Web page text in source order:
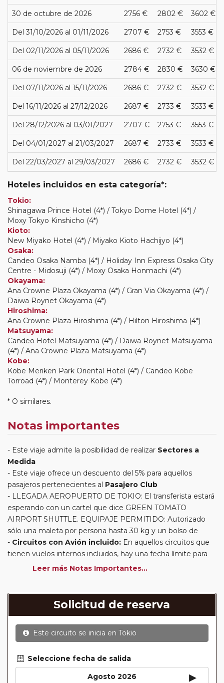
30 de octubre de 2026 2756 € 2802 € 3602 €
Del 31/10/2026 al 01/11/2026 2707 € 2753 € 3553 €
Del 02/11/2026 al 05/11/2026 2686 € 2732 € 3532 €
06 de noviembre de 2026 2784 € 2830 € 3630 €
Del 07/11/2026 al 15/11/2026 2686 € 2732 € 3532 €
Del 16/11/2026 al 27/12/2026 2687 € 2733 € 3533 €
Del 28/12/2026 al 03/01/2027 2707 € 2753 € 3553 €
Del 04/01/2027 al 21/03/2027 2687 € 2733 € 3533 €
Del 22/03/2027 al 29/03/2027 2686 € 2732 € 3532 €
Hoteles incluidos en esta categoría*:
Tokio:
Shinagawa Prince Hotel (4*) / Tokyo Dome Hotel (4*) /
Moxy Tokyo Kinshicho (4*)
Kioto:
New Miyako Hotel (4*) / Miyako Kioto Hachijyo (4*)
Osaka:
Candeo Osaka Namba (4*) / Holiday Inn Express Osaka City
Centre - Midosuji (4*) / Moxy Osaka Honmachi (4*)
Okayama:
Ana Crowne Plaza Okayama (4*) / Gran Via Okayama (4*) /
Daiwa Roynet Okayama (4*)
Hiroshima:
Ana Crowne Plaza Hiroshima (4*) / Hilton Hiroshima (4*)
Matsuyama:
Candeo Hotel Matsuyama (4*) / Daiwa Roynet Matsuyama
(4*) / Ana Crowne Plaza Matsuyama (4*)
Kobe:
Kobe Meriken Park Oriental Hotel (4*) / Candeo Kobe
Torroad (4*) / Monterey Kobe (4*)
* O similares.
Notas importantes
Este viaje admite la posibilidad de realizar Sectores a
Medida
Este viaje ofrece un descuento del 5% para aquellos
pasajeros pertenecientes al Pasajero Club
LLEGADA AEROPUERTO DE TOKIO: El transferista estará
esperando con un cartel que dice GREEN TOMATO
AIRPORT SHUTTLE. EQUIPAJE PERMITIDO: Autorizado
sólo una maleta por persona hasta 30 kg y un bolso de
Circuitos con Avión incluido: En aquellos circuitos que
tienen vuelos internos incluidos, hay una fecha límite para
poder emitir billetes. Las reservas/emisión de los vuelos se
reserva y emitido el billete, un error posterior en el nombre
o un nombre incompleto, puede provocar la invalidez del
billete emitido y la necesidad de tener que emitir un nuevo
billete. No nos responsabilizaremos de los gastos
reserva nueva puede implicar la posibilidad de no conseguir
plazas en los mismos vuelos previstos. Las compañías
aéreas se reservan el derecho de que un billete con un
Leer más Notas Importantes...
Solicitud de reserva
Este circuito se inicia en Tokio
Seleccione fecha de salida
Agosto 2026
▸